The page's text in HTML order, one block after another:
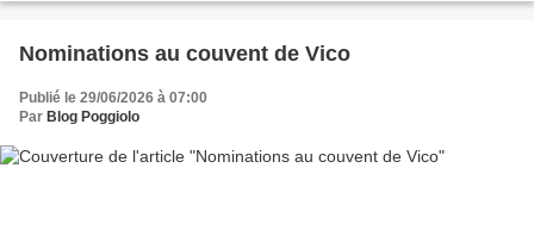
Nominations au couvent de Vico
Publié le 29/06/2026 à 07:00
Par Blog Poggiolo